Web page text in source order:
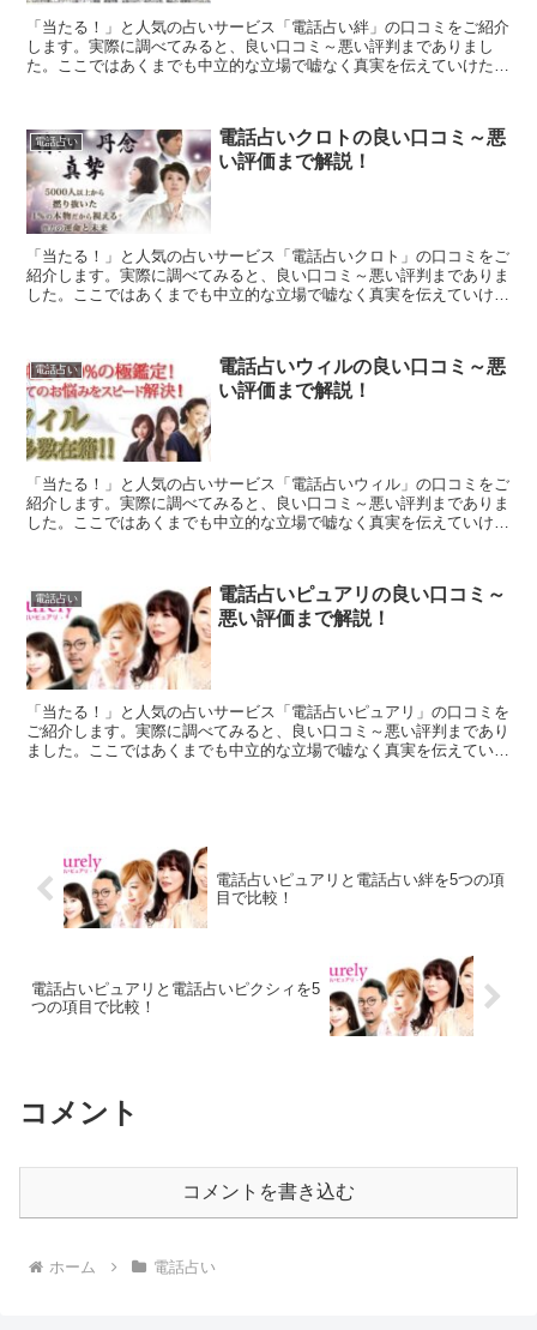
「当たる！」と人気の占いサービス「電話占い絆」の口コミをご紹介
します。実際に調べてみると、良い口コミ～悪い評判までありまし
た。ここではあくまでも中立的な立場で嘘なく真実を伝えていけたら
電話占い
電話占いクロトの良い口コミ～悪
い評価まで解説！
「当たる！」と人気の占いサービス「電話占いクロト」の口コミをご
紹介します。実際に調べてみると、良い口コミ～悪い評判までありま
した。ここではあくまでも中立的な立場で嘘なく真実を伝えていけた
電話占い
電話占いウィルの良い口コミ～悪
い評価まで解説！
「当たる！」と人気の占いサービス「電話占いウィル」の口コミをご
紹介します。実際に調べてみると、良い口コミ～悪い評判までありま
した。ここではあくまでも中立的な立場で嘘なく真実を伝えていけた
電話占い
電話占いピュアリの良い口コミ～
悪い評価まで解説！
「当たる！」と人気の占いサービス「電話占いピュアリ」の口コミを
ご紹介します。実際に調べてみると、良い口コミ～悪い評判まであり
ました。ここではあくまでも中立的な立場で嘘なく真実を伝えていけ
電話占いピュアリと電話占い絆を5つの項
目で比較！
電話占いピュアリと電話占いピクシィを5
つの項目で比較！
コメント
コメントを書き込む
ホーム 電話占い